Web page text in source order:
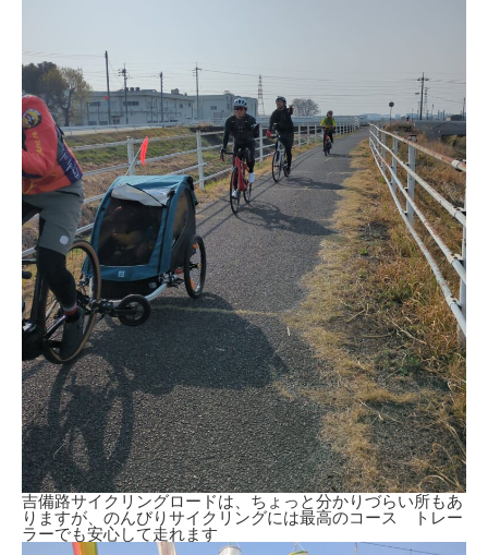
吉備路サイクリングロードは、ちょっと分かりづらい所もあ
りますが、のんびりサイクリングには最高のコース トレー
ラーでも安心して走れます